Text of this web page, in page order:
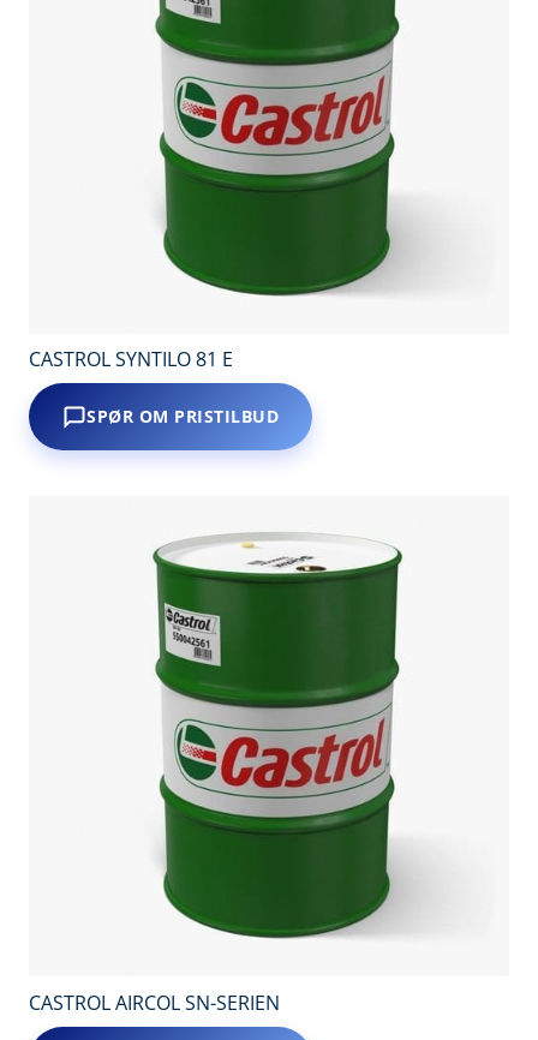
CASTROL SYNTILO 81 E
SPØR OM PRISTILBUD
CASTROL AIRCOL SN-SERIEN